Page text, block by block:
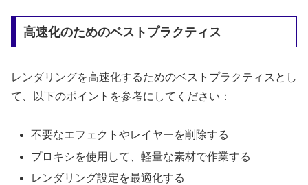
高速化のためのベストプラクティス
レンダリングを高速化するためのベストプラクティスとし
て、以下のポイントを参考にしてください：
不要なエフェクトやレイヤーを削除する
プロキシを使用して、軽量な素材で作業する
レンダリング設定を最適化する